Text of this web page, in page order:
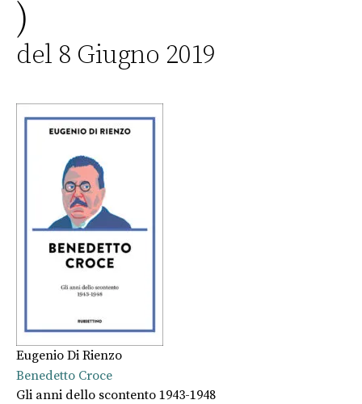
)
del 8 Giugno 2019
Eugenio Di Rienzo
Benedetto Croce
Gli anni dello scontento 1943-1948